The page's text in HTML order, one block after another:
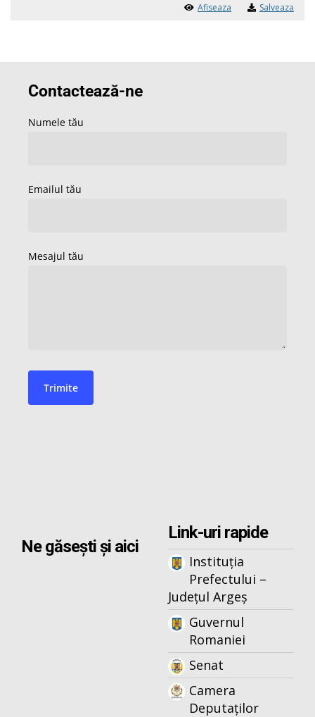
Afiseaza Salveaza
Ne găsești și aici
Link-uri rapide
Instituția
Prefectului –
Județul Argeș
Guvernul
Romaniei
Senat
Camera
Deputaților